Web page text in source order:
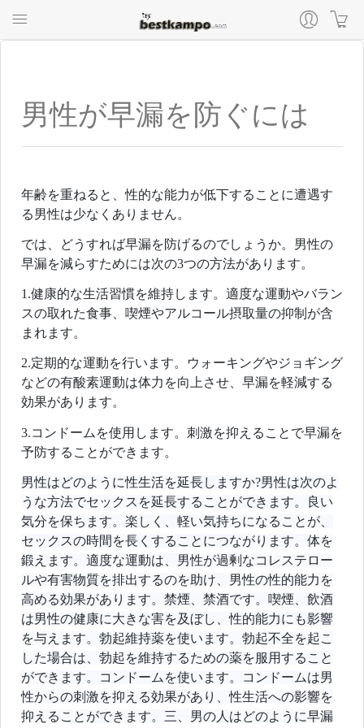
男性が早漏を防ぐには
年齢を重ねると、性的な能力が低下することに遭遇す
る男性は少なくありません。
では、どうすれば早漏を防げるのでしょうか。男性の
早漏を減らすためには次の3つの方法があります。
1.健康的な生活習慣を維持します。適度な運動やバラン
スの取れた食事、喫煙やアルコール摂取量の抑制が含
まれます。
2.定期的な運動を行います。ウォーキングやジョギング
などの有酸素運動は体力を向上させ、早漏を軽減する
効果があります。
3.コンドームを使用します。刺激を抑えることで早漏を
予防することができます。
男性はどのように性生活を延長しますか?男性は次のよ
うな方法でセックスを延長することができます。良い
気分を保ちます。楽しく、軽い気持ちになることが、
セックスの時間を長くすることにつながります。体を
鍛えます。適度な運動は、男性が過剰なコレステロー
ルや有害物質を排出するのを助け、男性の性的能力を
高める効果があります。禁煙、禁酒です。喫煙、飲酒
は男性の健康に大きな害を及ぼし、性的能力にも影響
を与えます。勃起維持薬を使います。勃起不全を起こ
した場合は、勃起を維持するための薬を服用すること
ができます。コンドームを使います。コンドームは男
性からの刺激を抑える効果があり、性生活への影響を
抑えることができます。三、男の人はどのように早漏